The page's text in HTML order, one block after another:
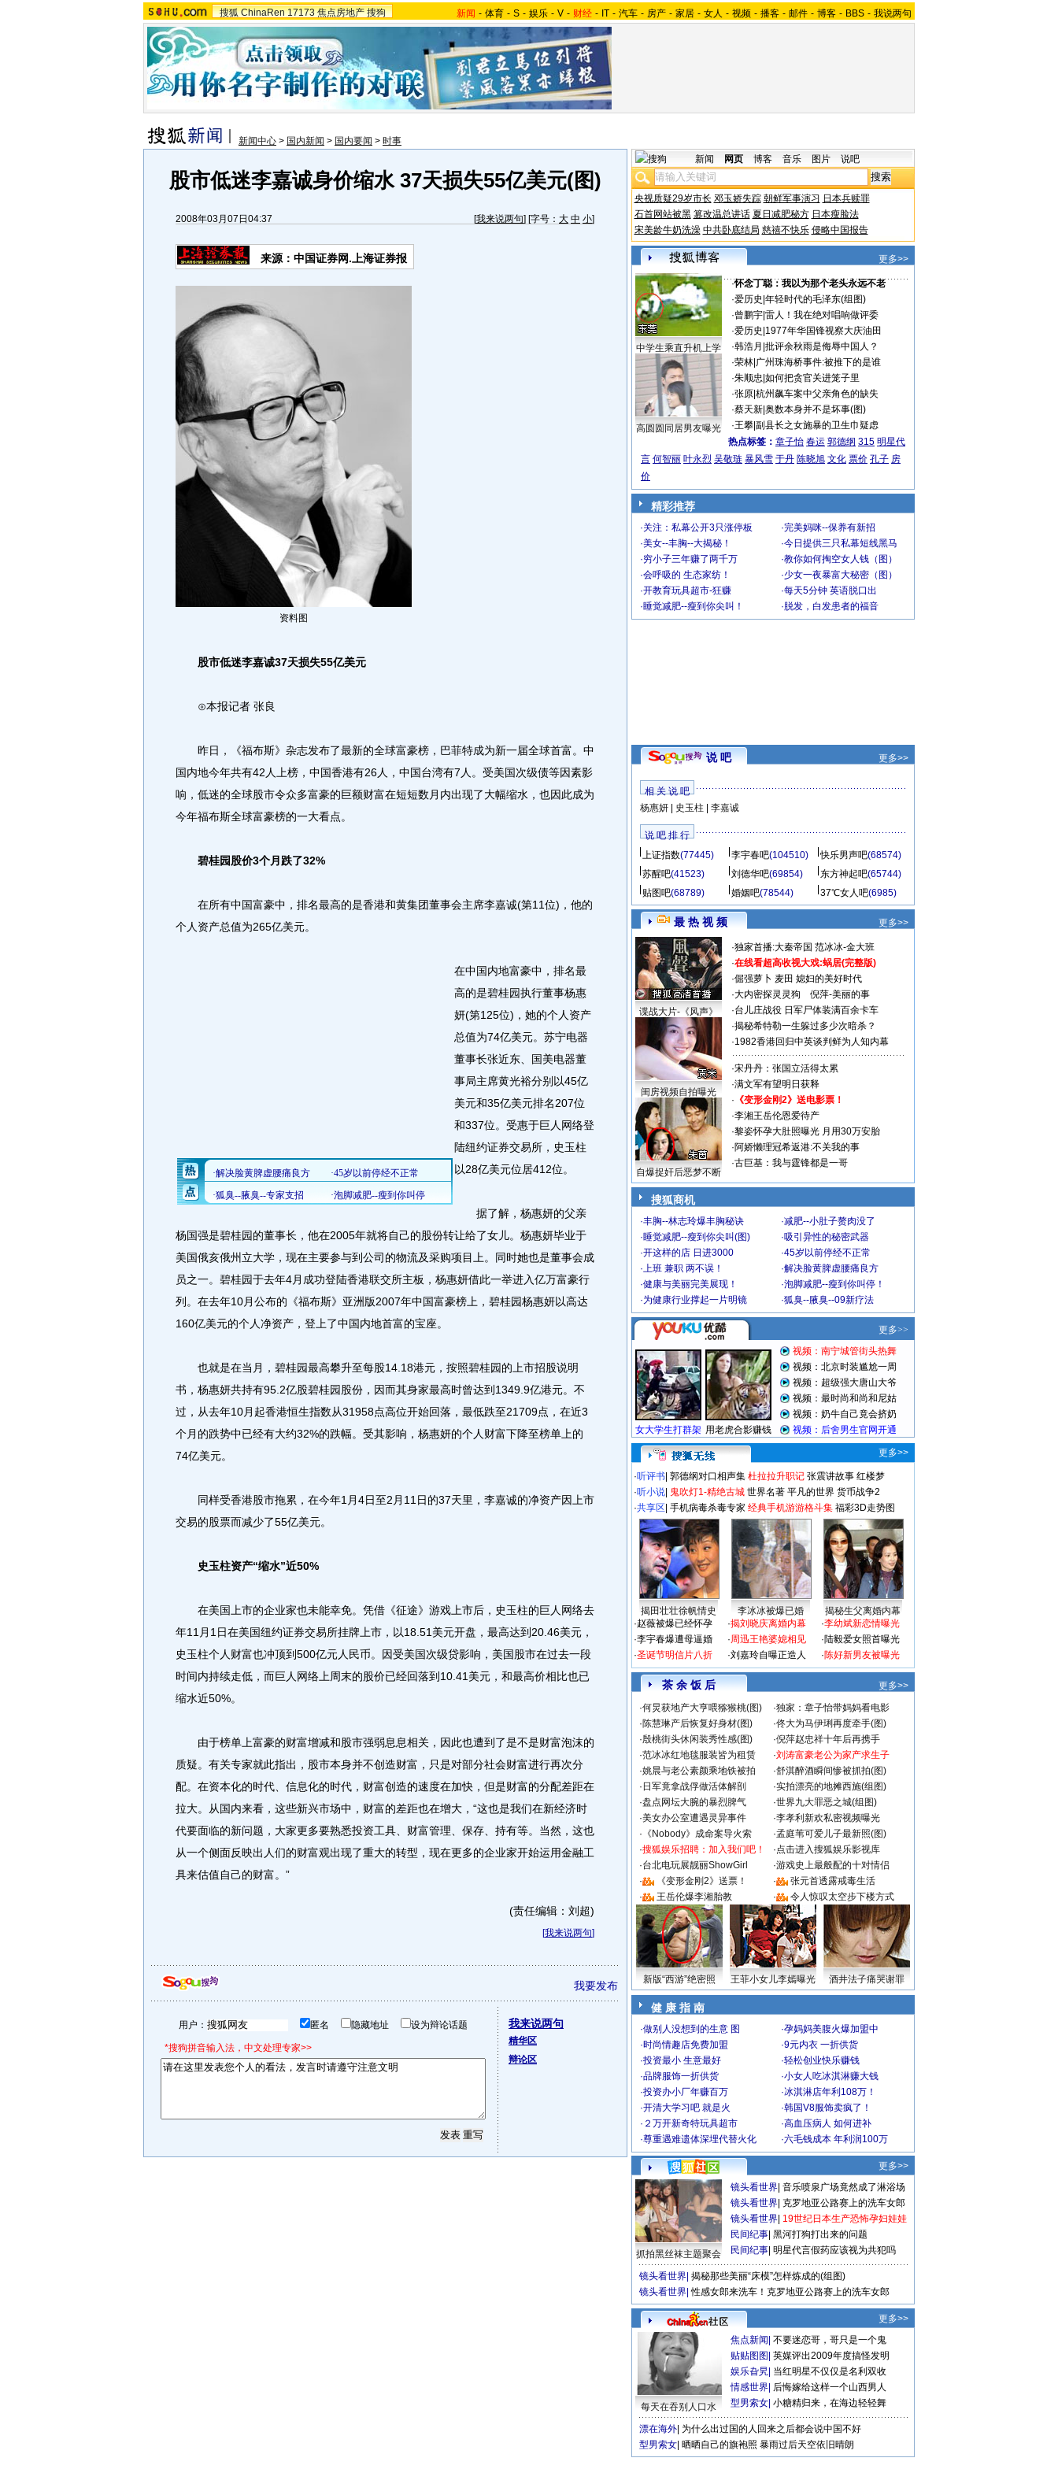
搜狐 ChinaRen 17173 焦点房地产 搜狗 新闻 - 体育 - S - 娱乐 - V - 财经 - IT - 汽车 - 房产 - 家居 - 女人 - 视频 - 播客 - 邮件 - 博客 - BBS - 我说两句
新闻中心 > 国内新闻 > 国内要闻 > 时事
股市低迷李嘉诚身价缩水 37天损失55亿美元(图)
2008年03月07日04:37 [我来说两句] [字号： 大 中 小]
来源：中国证券网.上海证券报
资料图
股市低迷李嘉诚37天损失55亿美元
⊙本报记者 张良
昨日，《福布斯》杂志发布了最新的全球富豪榜，巴菲特成为新一届全球首富。中
国内地今年共有42人上榜，中国香港有26人，中国台湾有7人。受美国次级债等因素影
响，低迷的全球股市令众多富豪的巨额财富在短短数月内出现了大幅缩水，也因此成为
今年福布斯全球富豪榜的一大看点。
碧桂园股价3个月跌了32%
在所有中国富豪中，排名最高的是香港和黄集团董事会主席李嘉诚(第11位)，他的
个人资产总值为265亿美元。
在中国内地富豪中，排名最
高的是碧桂园执行董事杨惠
妍(第125位)，她的个人资产
总值为74亿美元。苏宁电器
董事长张近东、国美电器董
事局主席黄光裕分别以45亿
美元和35亿美元排名207位
和337位。受惠于巨人网络登
陆纽约证券交易所，史玉柱
以28亿美元位居412位。
据了解，杨惠妍的父亲
杨国强是碧桂园的董事长，他在2005年就将自己的股份转让给了女儿。杨惠妍毕业于
美国俄亥俄州立大学，现在主要参与到公司的物流及采购项目上。同时她也是董事会成
员之一。碧桂园于去年4月成功登陆香港联交所主板，杨惠妍借此一举进入亿万富豪行
列。在去年10月公布的《福布斯》亚洲版2007年中国富豪榜上，碧桂园杨惠妍以高达
160亿美元的个人净资产，登上了中国内地首富的宝座。
也就是在当月，碧桂园最高攀升至每股14.18港元，按照碧桂园的上市招股说明
书，杨惠妍共持有95.2亿股碧桂园股份，因而其身家最高时曾达到1349.9亿港元。不
过，从去年10月起香港恒生指数从31958点高位开始回落，最低跌至21709点，在近3
个月的跌势中已经有大约32%的跌幅。受其影响，杨惠妍的个人财富下降至榜单上的
74亿美元。
同样受香港股市拖累，在今年1月4日至2月11日的37天里，李嘉诚的净资产因上市
交易的股票而减少了55亿美元。
史玉柱资产“缩水”近50%
在美国上市的企业家也未能幸免。凭借《征途》游戏上市后，史玉柱的巨人网络去
年11月1日在美国纽约证券交易所挂牌上市，以18.51美元开盘，最高达到20.46美元，
史玉柱个人财富也冲顶到500亿元人民币。因受美国次级贷影响，美国股市在过去一段
时间内持续走低，而巨人网络上周末的股价已经回落到10.41美元，和最高价相比也已
缩水近50%。
由于榜单上富豪的财富增减和股市强弱息息相关，因此也遭到了是不是财富泡沫的
质疑。有关专家就此指出，股市本身并不创造财富，只是对部分社会财富进行再次分
配。在资本化的时代、信息化的时代，财富创造的速度在加快，但是财富的分配差距在
拉大。从国内来看，这些新兴市场中，财富的差距也在增大，“这也是我们在新经济时
代要面临的新问题，大家更多要熟悉投资工具、财富管理、保存、持有等。当然，这也
从一个侧面反映出人们的财富观出现了重大的转型，现在更多的企业家开始运用金融工
具来估值自己的财富。”
(责任编辑：刘超)
[我来说两句]
我要发布
用户： 匿名 隐藏地址 设为辩论话题
*搜狗拼音输入法，中文处理专家>>
我来说两句
精华区
辩论区
新闻 网页 博客 音乐 图片 说吧
央视质疑29岁市长 邓玉娇失踪 朝鲜军事演习 日本兵赎罪
石首网站被黑 篡改温总讲话 夏日减肥秘方 日本瘦脸法
宋美龄牛奶洗澡 中共卧底结局 慈禧不快乐 侵略中国报告
更多>>
中学生乘直升机上学
高圆圆同居男友曝光
·怀念丁聪：我以为那个老头永远不老
·爱历史 年轻时代的毛泽东(组图)
·曾鹏宇| 雷人！我在绝对唱响做评委
·爱历史 1977年华国锋视察大庆油田
·韩浩月 批评余秋雨是侮辱中国人？
·荣林| 广州珠海桥事件:被推下的是谁
·朱顺忠 如何把贪官关进笼子里
·张原| 杭州飙车案中父亲角色的缺失
·蔡天新| 奥数本身并不是坏事(图)
·王攀| 副县长之女施暴的卫生巾疑虑
热点标签： 章子怡 春运 郭德纲 315 明星代
言 何智丽 叶永烈 吴敬琏 暴风雪 于丹 陈晓旭 文化 票价 孔子 房
价
精彩推荐
·关注：私幕公开3只涨停板 ·完美妈咪--保养有新招
·美女--丰胸--大揭秘！ ·今日提供三只私幕短线黑马
·穷小子三年赚了两千万 ·教你如何掏空女人钱（图）
·会呼吸的 生态家纺！ ·少女一夜暴富大秘密（图）
·开教育玩具超市-狂赚 ·每天5分钟 英语脱口出
·睡觉减肥--瘦到你尖叫！ · 脱发，白发患者的福音
说 吧 更多>>
相 关 说 吧
杨惠妍| 史玉柱| 李嘉诚
说 吧 排 行
上证指数(77445) 李宇春吧(104510) 快乐男声吧(68574)
苏醒吧(41523) 刘德华吧(69854) 东方神起吧(65744)
贴图吧(68789) 婚姻吧(78544) 37℃女人吧(6985)
最 热 视 频 更多>>
谍战大片-《风声》
闺房视频自拍曝光
自爆捉奸后恶梦不断
·独家首播:大秦帝国 范冰冰-金大班
·在线看超高收视大戏:蜗居(完整版)
·倔强萝卜 麦田 媳妇的美好时代
·大内密探灵灵狗
倪萍-美丽的事
·台儿庄战役 日军尸体装满百余卡车
·揭秘希特勒一生躲过多少次暗杀？
·1982香港回归中英谈判鲜为人知内幕
·宋丹丹：张国立活得太累
·满文军有望明日获释
· 《变形金刚2》送电影票！
·李湘王岳伦恩爱待产
·黎姿怀孕大肚照曝光 月用30万安胎
·阿娇懒理冠希返港:不关我的事
·古巨基：我与霆锋都是一哥
搜狐商机
·丰胸--林志玲爆丰胸秘诀 ·减肥--小肚子赘肉没了
·睡觉减肥--瘦到你尖叫(图) ·吸引异性的秘密武器
·开这样的店 日进3000 ·45岁以前停经不正常
·上班 兼职 两不误！ ·解决脸黄脾虚腰痛良方
·健康与美丽完美展现！ ·泡脚减肥--瘦到你叫停！
·为健康行业撑起一片明镜 ·狐臭--腋臭--09新疗法
更多>>
·听评书 郭德纲对口相声集 杜拉拉升职记 张震讲故事 红楼梦
·听小说 鬼吹灯1-精绝古城 世界名著 平凡的世界 货币战争2
·共享区 手机病毒杀毒专家 经典手机游游格斗集 福彩3D走势图
揭田壮壮徐帆情史 李冰冰被爆已婚
揭秘生父离婚内幕
·赵薇被爆已经怀孕
·李宇春爆遭母逼婚
·圣诞节明信片八折
·揭刘晓庆离婚内幕
·周迅王艳婆媳相见
·刘嘉玲自曝正造人
·李幼斌新恋情曝光
·陆毅爱女照首曝光
·陈好新男友被曝光
茶 余 饭 后
更多>>
·何炅获地产大亨喂猕猴桃(图) ·独家：章子怡带妈妈看电影
·陈慧琳产后恢复好身材(图) ·佟大为马伊琍再度牵手(图)
·殷桃街头休闲装秀性感(图) ·倪萍赵忠祥十年后再携手
·范冰冰红地毯服装皆为租赁 ·刘涛富豪老公为家产求生子
·姚晨与老公素颜乘地铁被拍 ·舒淇醉酒瞬间惨被抓拍(图)
· 日军竟拿战俘做活体解剖 ·实拍漂亮的地摊西施(组图)
·盘点网坛大腕的暴烈脾气 ·世界九大罪恶之城(组图)
·美女办公室遭遇灵异事件 ·李孝利新欢私密视频曝光
· 《Nobody》成命案导火索 ·孟庭苇可爱儿子最新照(图)
·搜狐娱乐招聘：加入我们吧！ ·点击进入搜狐娱乐影视库
·台北电玩展靓丽ShowGirl ·游戏史上最般配的十对情侣
·
《变形金刚2》送票！ ·
张元首透露戒毒生活
·
王岳伦爆李湘胎教 · 令人惊叹太空步下楼方式
新版“西游”绝密照 王菲小女儿李嫣曝光 酒井法子痛哭谢罪
健 康 指 南
·做别人没想到的生意 图 ·孕妈妈美腹火爆加盟中
·时尚情趣店免费加盟 ·9元内衣 一折供货
·投资最小 生意最好 ·轻松创业快乐赚钱
·品牌服饰一折供货 ·小女人吃冰淇淋赚大钱
·投资办小厂年赚百万 ·冰淇淋店年利108万！
·开清大学习吧 就是火 ·韩国V8服饰卖疯了！
· ２万开新奇特玩具超市 ·高血压病人 如何进补
·尊重遇难遗体深埋代替火化 ·六毛钱成本 年利润100万
更多>>
抓拍黑丝袜主题聚会
镜头看世界 音乐喷泉广场竟然成了淋浴场
镜头看世界 克罗地亚公路赛上的洗车女郎
镜头看世界 19世纪日本生产恐怖孕妇娃娃
民间纪事 黑河打狗打出来的问题
民间纪事 明星代言假药应该视为共犯吗
镜头看世界 揭秘那些美丽“床模”怎样炼成的(组图)
镜头看世界 性感女郎来洗车！克罗地亚公路赛上的洗车女郎
更多>>
每天在吞别人口水
焦点新闻 不要迷恋哥，哥只是一个鬼
贴贴图图 英媒评出2009年度搞怪发明
娱乐旮旯 当红明星不仅仅是名利双收
情感世界 后悔嫁给这样一个山西男人
型男索女 小糖精归来，在海边轻轻舞
漂在海外 为什么出过国的人回来之后都会说中国不好
型男索女 晒晒自己的旗袍照 暴雨过后天空依旧晴朗